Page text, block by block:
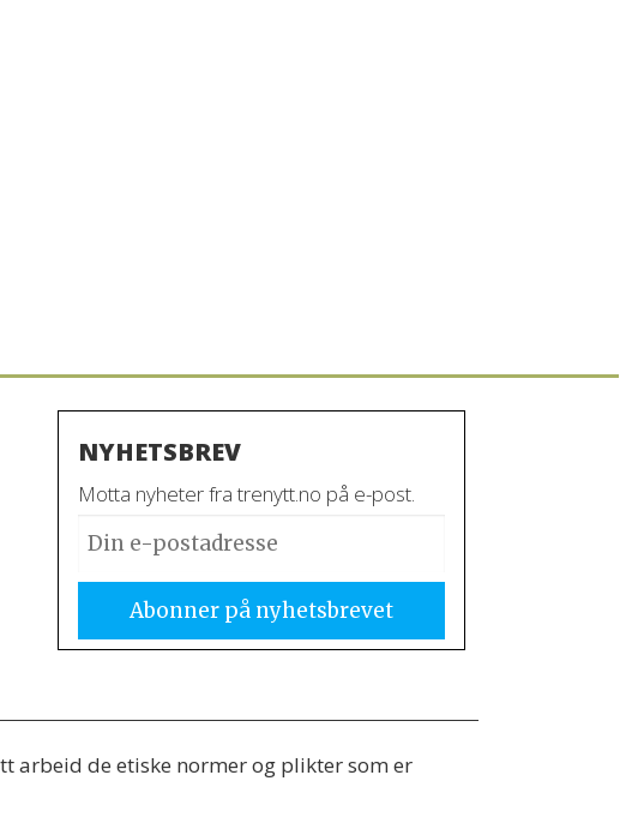
NYHETSBREV
Motta nyheter fra trenytt.no på e-post.
arbeid de etiske normer og plikter som er